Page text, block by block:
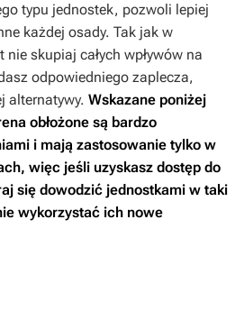
typu jednostek, pozwoli lepiej
każdej osady. Tak jak w
skupiaj całych wpływów na
odpowiedniego zaplecza,
alternatywy. Wskazane poniżej
obłożone są bardzo
i mają zastosowanie tylko w
więc jeśli uzyskasz dostęp do
się dowodzić jednostkami w taki
wykorzystać ich nowe